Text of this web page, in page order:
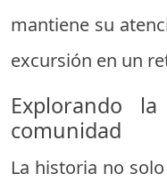
mantiene su
excursión en un
Explorando
comunidad
La historia no